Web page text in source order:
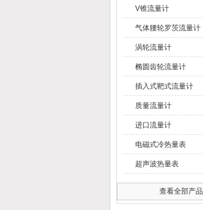
V锥流量计
气体腰轮罗茨流量计
涡轮流量计
椭圆齿轮流量计
插入式靶式流量计
质量流量计
进口流量计
电磁式冷热量表
超声波热量表
查看全部产品